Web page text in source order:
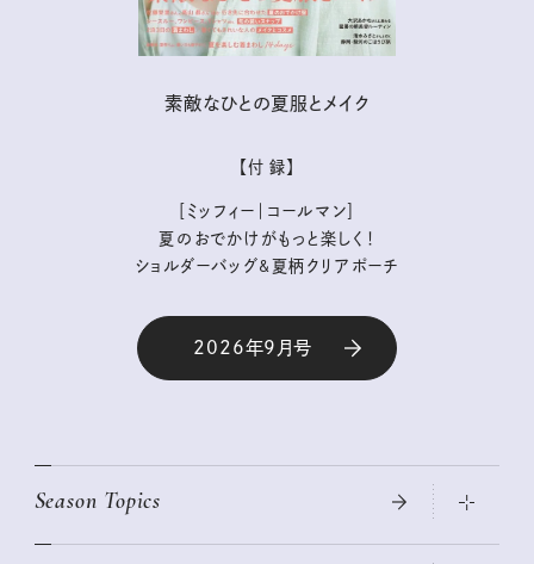
素敵なひとの夏服とメイク
【付 録】
［ミッフィー｜コールマン］
夏のおでかけがもっと楽しく！
ショルダーバッグ&夏柄クリアポーチ
2026年9月号
Season Topics